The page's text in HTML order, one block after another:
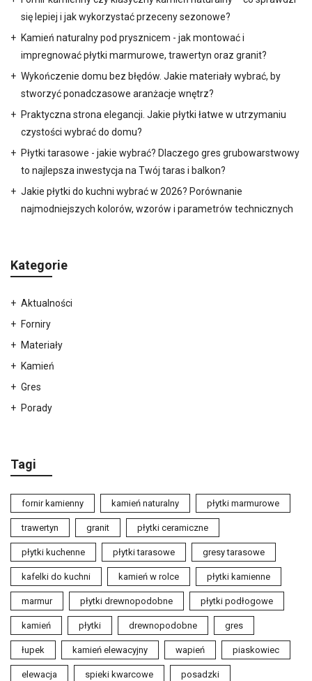
się lepiej i jak wykorzystać przeceny sezonowe?
Kamień naturalny pod prysznicem - jak montować i
impregnować płytki marmurowe, trawertyn oraz granit?
Wykończenie domu bez błędów. Jakie materiały wybrać, by
stworzyć ponadczasowe aranżacje wnętrz?
Praktyczna strona elegancji. Jakie płytki łatwe w utrzymaniu
czystości wybrać do domu?
Płytki tarasowe - jakie wybrać? Dlaczego gres grubowarstwowy
to najlepsza inwestycja na Twój taras i balkon?
Jakie płytki do kuchni wybrać w 2026? Porównanie
najmodniejszych kolorów, wzorów i parametrów technicznych
Kategorie
Aktualności
Forniry
Materiały
Kamień
Gres
Porady
Tagi
fornir kamienny kamień naturalny płytki marmurowe
trawertyn granit płytki ceramiczne
płytki kuchenne płytki tarasowe gresy tarasowe
kafelki do kuchni kamień w rolce płytki kamienne
marmur płytki drewnopodobne płytki podłogowe
kamień płytki drewnopodobne gres
łupek kamień elewacyjny wapień piaskowiec
elewacja spieki kwarcowe posadzki